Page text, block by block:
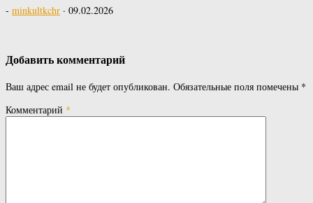
- minkultkchr · 09.02.2026
Добавить комментарий
Ваш адрес email не будет опубликован. Обязательные поля помечены *
Комментарий *